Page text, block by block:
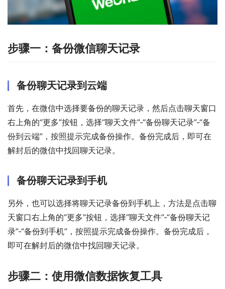
步骤一：备份微信聊天记录
备份聊天记录到云端
首先，在微信中选择要备份的聊天记录，然后点击聊天窗口
右上角的“更多”按钮，选择“聊天文件”-“备份聊天记录”-“备
份到云端”，按照提示完成备份操作。备份完成后，即可在
解封后的微信中找回聊天记录。
备份聊天记录到手机
另外，也可以选择将聊天记录备份到手机上，方法是点击聊
天窗口右上角的“更多”按钮，选择“聊天文件”-“备份聊天记
录”-“备份到手机”，按照提示完成备份操作。备份完成后，
即可在解封后的微信中找回聊天记录。
步骤二：使用微信数据恢复工具